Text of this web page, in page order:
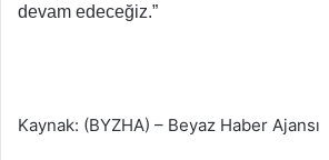
devam edeceğiz.”
Kaynak: (BYZHA) – Beyaz Haber Ajansı